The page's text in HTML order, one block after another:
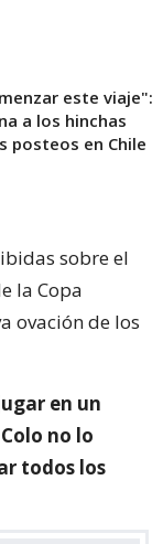
este viaje":
a los hinchas
posteos en Chile
sobre el
la Copa
ovación de los
en un
no lo
todos los